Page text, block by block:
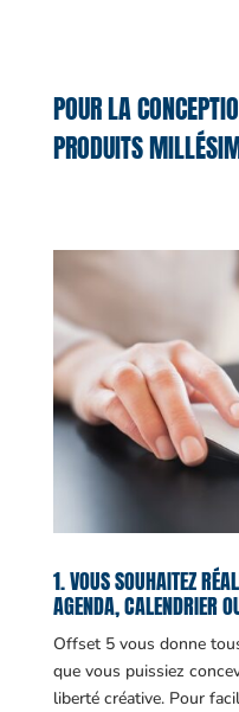
POUR LA
PRODUITS
1. VOUS SOUHAITEZ
AGENDA, CALENDRIER
Offset 5 vous donne
que vous puissiez
liberté créative. Pour